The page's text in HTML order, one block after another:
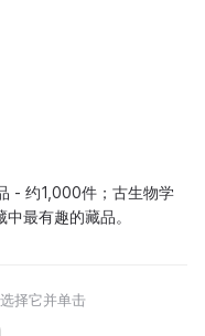
- 约1,000件；古生物学
最有趣的藏品。
择它并单击